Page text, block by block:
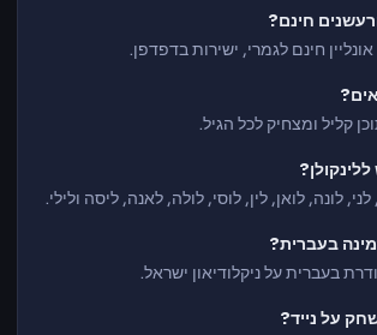
חינם לגמרי, ישירות בדפדפן.
לונה, לואן, לין, לוסי, לולה, לאנה, ליסה ולילי.
בעברית על ניקלודיאון ישראל.